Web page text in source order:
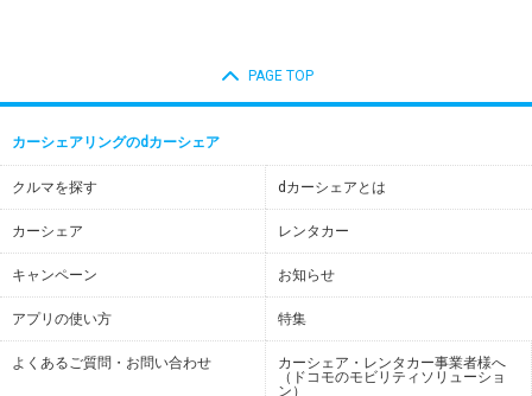
PAGE TOP
カーシェアリングのdカーシェア
クルマを探す dカーシェアとは
カーシェア レンタカー
キャンペーン お知らせ
アプリの使い方 特集
よくあるご質問・お問い合わせ
カーシェア・レンタカー事業者様へ
（ドコモのモビリティソリューショ
ン）